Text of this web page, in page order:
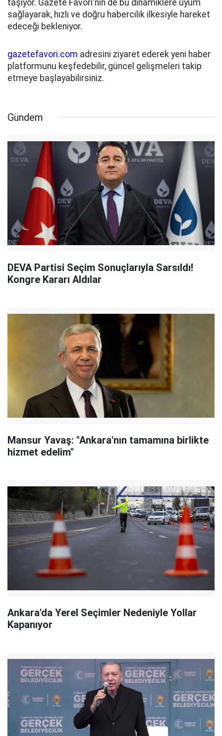
taşıyor. Gazete Favori'nin de bu dinamiklere uyum
sağlayarak, hızlı ve doğru habercilik ilkesiyle hareket
edeceği bekleniyor.
gazetefavori.com adresini ziyaret ederek yeni haber
platformunu keşfedebilir, güncel gelişmeleri takip
etmeye başlayabilirsiniz.
Gündem
DEVA Partisi Seçim Sonuçlarıyla Sarsıldı!
Kongre Kararı Aldılar
Mansur Yavaş: "Ankara'nın tamamına birlikte
hizmet edelim"
Ankara'da Yerel Seçimler Nedeniyle Yollar
Kapanıyor